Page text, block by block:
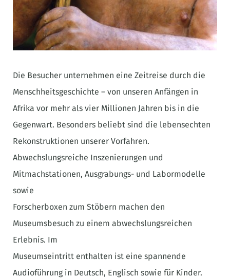
Die Besucher unternehmen eine Zeitreise durch die
Menschheitsgeschichte – von unseren Anfängen in
Afrika vor mehr als vier Millionen Jahren bis in die
Gegenwart. Besonders beliebt sind die lebensechten
Rekonstruktionen unserer Vorfahren.
Abwechslungsreiche Inszenierungen und
Mitmachstationen, Ausgrabungs- und Labormodelle
sowie
Forscherboxen zum Stöbern machen den
Museumsbesuch zu einem abwechslungsreichen
Erlebnis. Im
Museumseintritt enthalten ist eine spannende
Audioführung in Deutsch, Englisch sowie für Kinder.